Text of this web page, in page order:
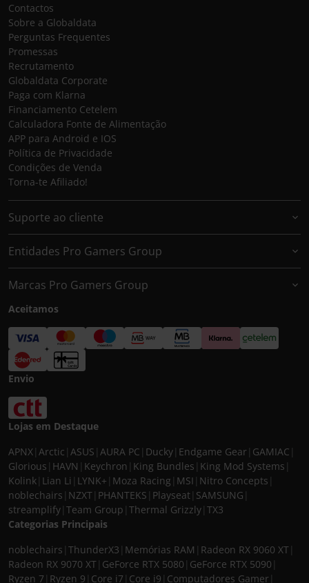
Contactos
Sobre a Globaldata
Perguntas Frequentes
Promessas
Recrutamento
Globaldata Corporate
Paga com Klarna
Financiamento Cetelem
Calculadora Fonte de Alimentação
APP para Android e IOS
Política de Privacidade
Condições de Venda
Torna-te Afiliado!
Suporte ao cliente
Entidades Pro Gamers Group
Marcas Pro Gamers Group
Aceitamos
Envio
Lojas em Destaque
APNX Arctic ASUS AURA PC Ducky Endgame Gear GAMIAC
Glorious HAVN Keychron King Bundles King Mod Systems
Kolink Lian Li LYNK+ Moza Racing MSI Nitro Concepts
noblechairs NZXT PHANTEKS Playseat SAMSUNG
streamplify Team Group Thermal Grizzly TX3
Categorias Principais
noblechairs ThunderX3 Memórias RAM Radeon RX 9060 XT
Radeon RX 9070 XT GeForce RTX 5080 GeForce RTX 5090
Ryzen 7 Ryzen 9 Core i7 Core i9 Computadores Gamer